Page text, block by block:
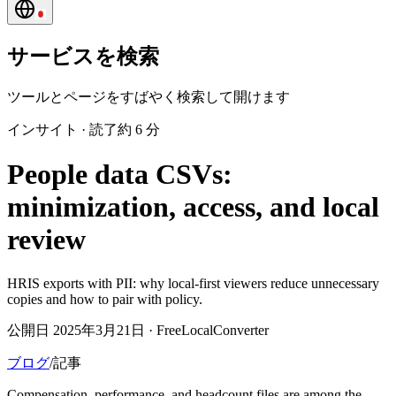
サービスを検索
ツールとページをすばやく検索して開けます
インサイト · 読了約 6 分
People data CSVs:
minimization, access, and local
review
HRIS exports with PII: why local-first viewers reduce unnecessary
copies and how to pair with policy.
公開日 2025年3月21日 · FreeLocalConverter
ブログ/記事